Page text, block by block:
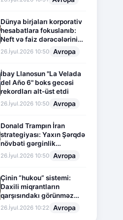
Dünya birjaları korporativ
hesabatlara fokuslanıb:
Neft və faiz dərəcələrinin
təsiri altında cari vəziyyət
26.İyul.2026 10:50 Avropa
İbay Llanosun "La Velada
del Año 6" boks gecəsi
rekordları alt-üst etdi
26.İyul.2026 10:50 Avropa
Donald Trampın İran
strategiyası: Yaxın Şərqdə
növbəti gərginlik
mərhələsi
26.İyul.2026 10:50 Avropa
Çinin “hukou” sistemi:
Daxili miqrantların
qarşısındakı görünməz
sədd
26.İyul.2026 10:22 Avropa